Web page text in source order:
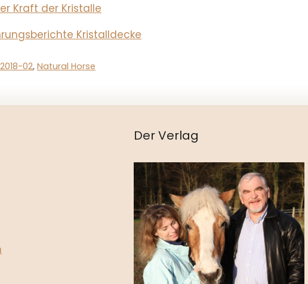
Kraft der Kristalle
Kristalldecke
02,Natural Horse
Der Verlag